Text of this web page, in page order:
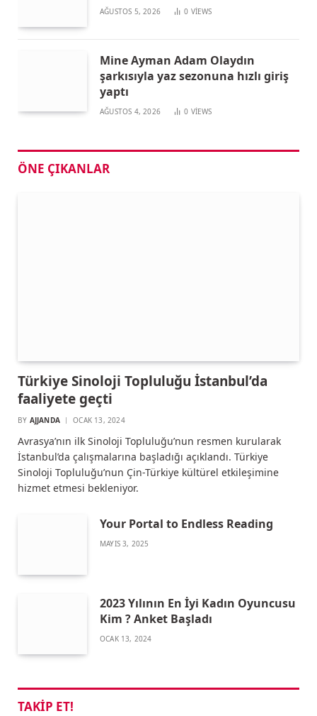
AĞUSTOS 5, 2026 0 VIEWS
Mine Ayman Adam Olaydın
şarkısıyla yaz sezonuna hızlı giriş
yaptı
AĞUSTOS 4, 2026 0 VIEWS
ÖNE ÇIKANLAR
Türkiye Sinoloji Topluluğu İstanbul’da
faaliyete geçti
BY AJJANDA OCAK 13, 2024
Avrasya’nın ilk Sinoloji Topluluğu’nun resmen kurularak
İstanbul’da çalışmalarına başladığı açıklandı. Türkiye
Sinoloji Topluluğu’nun Çin-Türkiye kültürel etkileşimine
hizmet etmesi bekleniyor.
Your Portal to Endless Reading
MAYIS 3, 2025
2023 Yılının En İyi Kadın Oyuncusu
Kim ? Anket Başladı
OCAK 13, 2024
TAKIP ET!